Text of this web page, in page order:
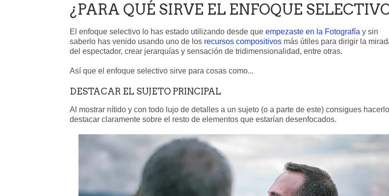
¿PARA QUÉ SIRVE EL ENFOQUE
El enfoque selectivo lo has estado utilizando desde que empezaste en la Fotografía y sin
saberlo has venido usando uno de los recursos compositivos más útiles para dirigir la
del espectador, crear jerarquías y sensación de tridimensionalidad, entre otras.
Así que el enfoque selectivo sirve para cosas como...
DESTACAR EL SUJETO PRINCIPAL
Al mostrar nítido y con todo lujo de detalles a un sujeto (o a parte de este) consigues hacerlo
destacar claramente sobre el resto de elementos que estarían desenfocados.